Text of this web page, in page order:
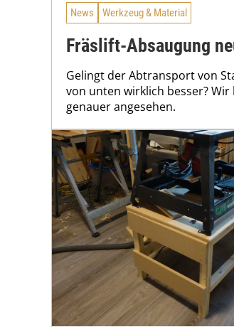
News Werkzeug & Material
Fräslift-Absaugung
Gelingt der Abtransport von
von unten wirklich besser?
genauer angesehen.